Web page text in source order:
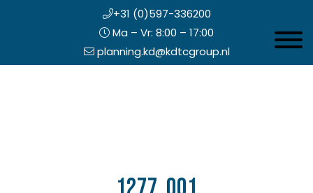
+31 (0)597-336200
Ma – Vr: 8:00 – 17:00
planning.kd@kdtcgroup.nl